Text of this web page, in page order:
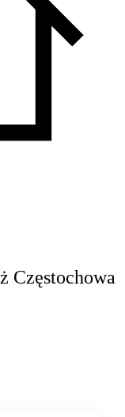
Częstochowa